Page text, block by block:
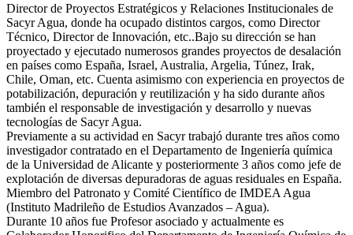
Director de Proyectos Estratégicos y Relaciones Institucionales de
Sacyr Agua, donde ha ocupado distintos cargos, como Director
Técnico, Director de Innovación, etc..Bajo su dirección se han
proyectado y ejecutado numerosos grandes proyectos de desalación
en países como España, Israel, Australia, Argelia, Túnez, Irak,
Chile, Oman, etc. Cuenta asimismo con experiencia en proyectos de
potabilización, depuración y reutilización y ha sido durante años
también el responsable de investigación y desarrollo y nuevas
tecnologías de Sacyr Agua.
Previamente a su actividad en Sacyr trabajó durante tres años como
investigador contratado en el Departamento de Ingeniería química
de la Universidad de Alicante y posteriormente 3 años como jefe de
explotación de diversas depuradoras de aguas residuales en España.
Miembro del Patronato y Comité Científico de IMDEA Agua
(Instituto Madrileño de Estudios Avanzados – Agua).
Durante 10 años fue Profesor asociado y actualmente es